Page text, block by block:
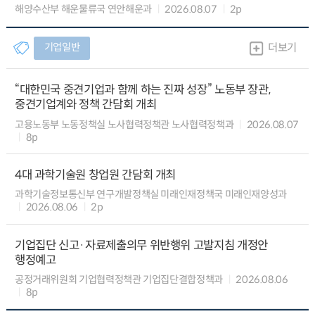
해양수산부 해운물류국 연안해운과 2026.08.07 2p
기업일반 더보기
“대한민국 중견기업과 함께 하는 진짜 성장” 노동부 장관,
중견기업계와 정책 간담회 개최
고용노동부 노동정책실 노사협력정책관 노사협력정책과
2026.08.07
8p
4대 과학기술원 창업원 간담회 개최
과학기술정보통신부 연구개발정책실 미래인재정책국 미래인재양성과
2026.08.06
2p
기업집단 신고·자료제출의무 위반행위 고발지침 개정안
행정예고
공정거래위원회 기업협력정책관 기업집단결합정책과
2026.08.06
8p